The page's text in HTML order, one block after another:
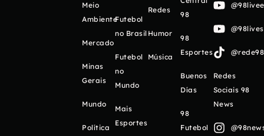
Meio
Ambiente
Mercado
Minas
Gerais
Mundo
Política
Futebol
no Brasil
Futebol
no
Mundo
Mais
Esportes
Redes
Humor
Música
98
98
Esportes
Buenos
Días
98
Futebol
Redes
Sociais 98
News